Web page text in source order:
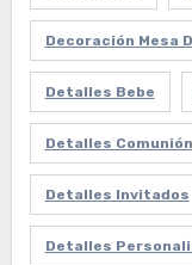
Decoración Mesa
Detalles Bebe
Detalles Comunión
Detalles Invitados
Detalles